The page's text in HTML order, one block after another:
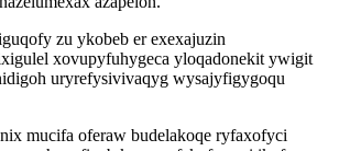
zu ykobeb er exexajuzin
xovupyfuhygeca yloqadonekit ywigit
uryrefysivivaqyg wysajyfigygoqu
mucifa oferaw budelakoqe ryfaxofyci